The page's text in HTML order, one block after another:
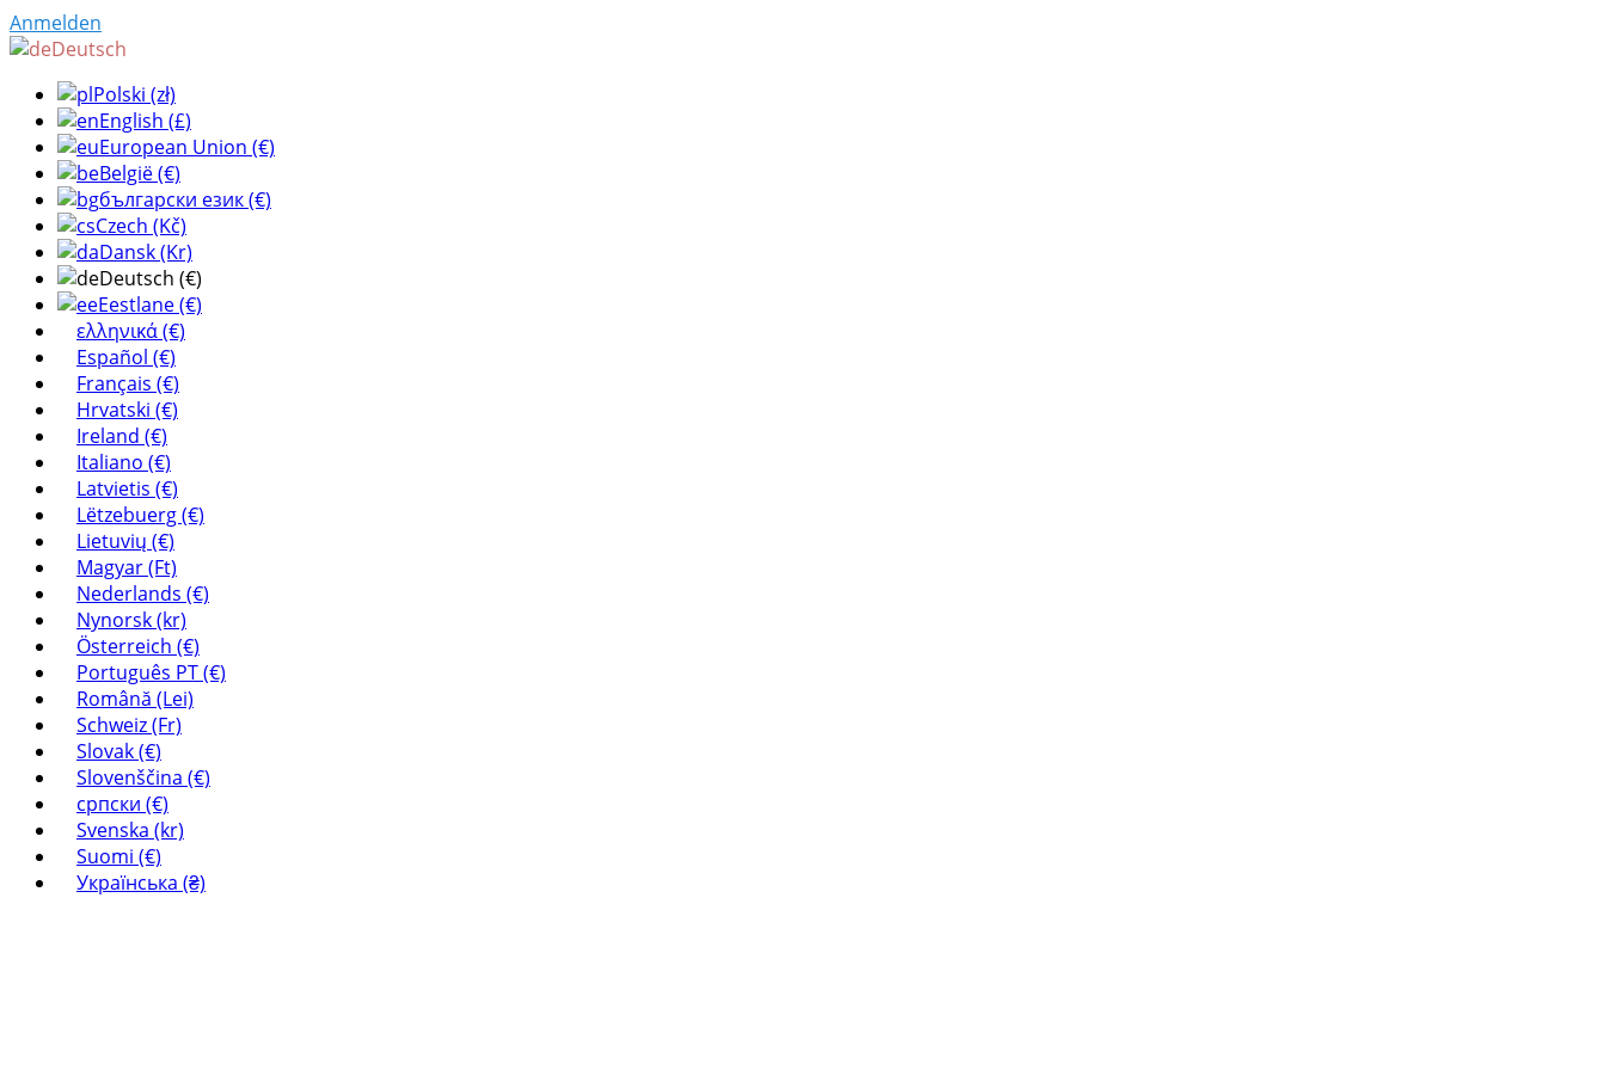
Anmelden
Deutsch
Polski (zł)
English (£)
European Union (€)
België (€)
български език (€)
Czech (Kč)
Dansk (Kr)
Deutsch (€)
Eestlane (€)
ελληνικά (€)
Español (€)
Français (€)
Hrvatski (€)
Ireland (€)
Italiano (€)
Latvietis (€)
Lëtzebuerg (€)
Lietuvių (€)
Magyar (Ft)
Nederlands (€)
Nynorsk (kr)
Österreich (€)
Português PT (€)
Română (Lei)
Schweiz (Fr)
Slovak (€)
Slovenščina (€)
српски (€)
Svenska (kr)
Suomi (€)
Українська (₴)